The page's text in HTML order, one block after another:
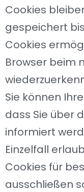
Cookies
gespeichert
Cookies
Browser beim
Sie können
dass Sie über
informiert
Einzelfall
Cookies für
ausschließen